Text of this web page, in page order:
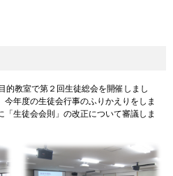
的教室で第２回生徒総会を開催しまし
年度の生徒会行事のふりかえりをしま
「生徒会会則」の改正について審議しま